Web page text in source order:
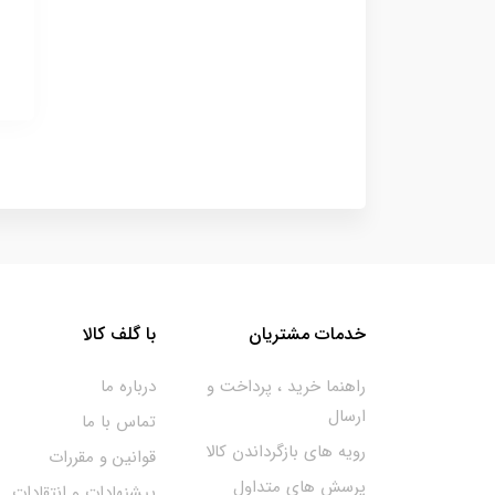
خدمات مشتریان
راهنما خرید ، پرداخت و
ارسال
رویه های بازگرداندن کالا
پرسش های متداول
با گلف کالا
درباره ما
تماس با ما
قوانین و مقررات